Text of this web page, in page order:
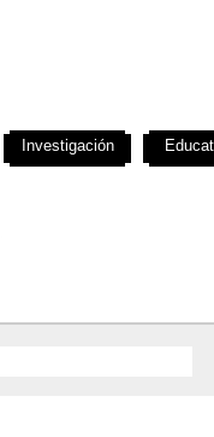
Investigación